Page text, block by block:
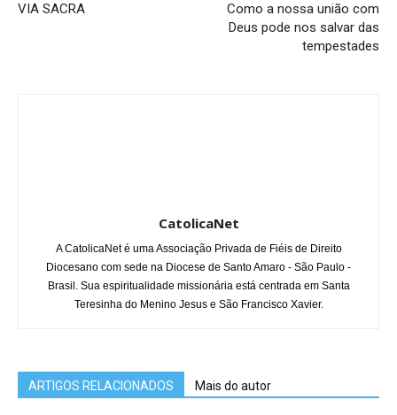
VIA SACRA
Como a nossa união com
Deus pode nos salvar das
tempestades
CatolicaNet
A CatolicaNet é uma Associação Privada de Fiéis de Direito
Diocesano com sede na Diocese de Santo Amaro - São Paulo -
Brasil. Sua espiritualidade missionária está centrada em Santa
Teresinha do Menino Jesus e São Francisco Xavier.
ARTIGOS RELACIONADOS Mais do autor